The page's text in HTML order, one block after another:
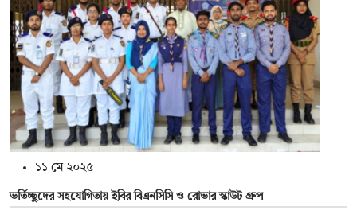
১১ মে ২০২৫
ভর্তিচ্ছুদের সহযোগিতায় ইবির বিএনসিসি ও রোভার স্কাউট গ্রুপ